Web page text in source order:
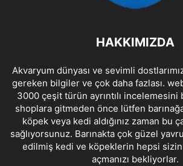
HAKKIMIZDA
Akvaryum dünyası ve sevimli
gereken bilgiler ve çok daha fazlası.
3000 çeşit türün ayrıntılı
shoplara gitmeden önce lütfen
köpek veya kedi aldığınız zaman bu
sağlıyorsunuz. Barınakta çok güzel
edilmiş kedi ve köpeklerin hepsi sizin
açmanızı bekliyorlar.